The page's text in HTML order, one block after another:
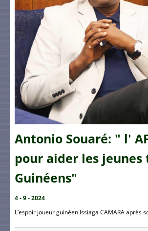
Antonio Souaré: " l'
pour aider les jeunes
Guinéens"
4 - 9 - 2024
L’espoir joueur guinéen Issiaga CAMARA après